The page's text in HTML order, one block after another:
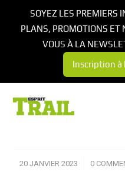
20 JANVIER 2023
/ 0 /
SOYEZ LES PREMIERS
PLANS, PROMOTIONS ET
VOUS À LA
Inscription à